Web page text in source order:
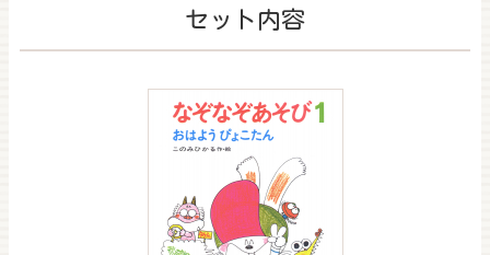
セット内容